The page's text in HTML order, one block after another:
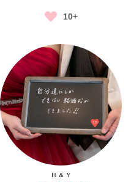
10+
H ＆ Y